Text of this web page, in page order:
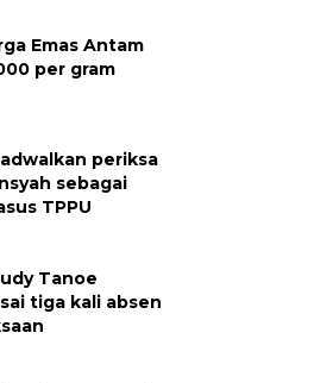
Emas Antam
per gram
periksa
sebagai
TPPU
Tanoe
tiga kali absen